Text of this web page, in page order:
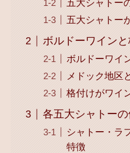
五大シャトー
五大シャトー
ボルドーワイン
ボルドーワイ
メドック地区
格付けがワイ
各五大シャトー
シャトー・ラ
特徴